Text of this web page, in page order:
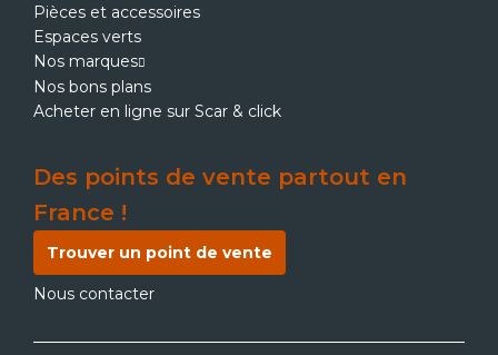
Pièces et accessoires
Espaces verts
Nos marques
Nos bons plans
Acheter en ligne sur Scar & click
Des points de vente partout en
France !
Trouver un point de vente
Nous contacter